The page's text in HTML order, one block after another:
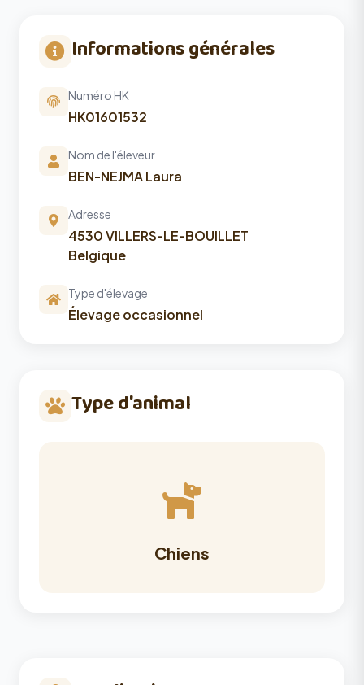
Informations générales
Numéro HK
HK01601532
Nom de l'éleveur
BEN-NEJMA Laura
Adresse
4530 VILLERS-LE-BOUILLET
Belgique
Type d'élevage
Élevage occasionnel
Type d'animal
Chiens